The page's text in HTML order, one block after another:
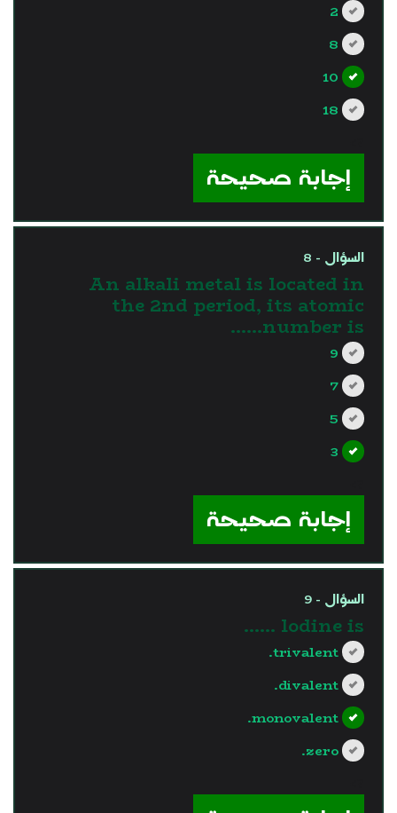
2
8
10
18
إجابة صحيحة
السؤال - 8
An alkali metal is located in
the 2nd period, its atomic
number is……
9
7
5
3
إجابة صحيحة
السؤال - 9
lodine is ……
trivalent.
divalent.
monovalent.
zero.